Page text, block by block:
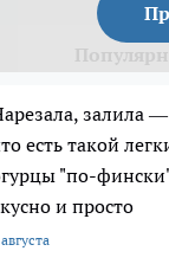
залила
есть такой
"по-
и просто